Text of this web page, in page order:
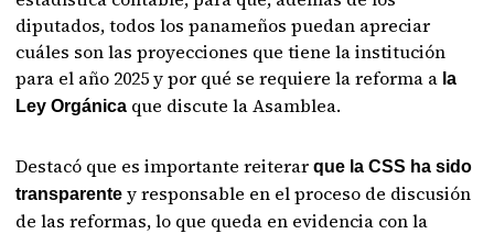
diputados, todos los panameños puedan apreciar
cuáles son las proyecciones que tiene la institución
para el año 2025 y por qué se requiere la reforma a la
Ley Orgánica que discute la Asamblea.
Destacó que es importante reiterarque la CSS ha sido
transparentey responsable en el proceso de discusión
de las reformas, lo que queda en evidencia con la